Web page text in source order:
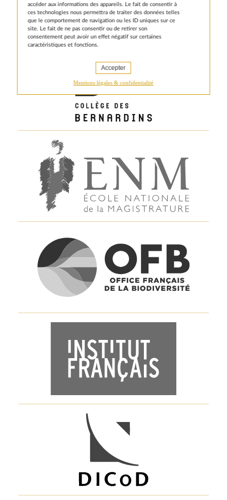
accéder aux informations des appareils. Le fait de consentir à
ces technologies nous permettra de traiter des données telles
que le comportement de navigation ou les ID uniques sur ce
site. Le fait de ne pas consentir ou de retirer son
consentement peut avoir un effet négatif sur certaines
caractéristiques et fonctions.
Accepter
Mentions légales & confidentialité